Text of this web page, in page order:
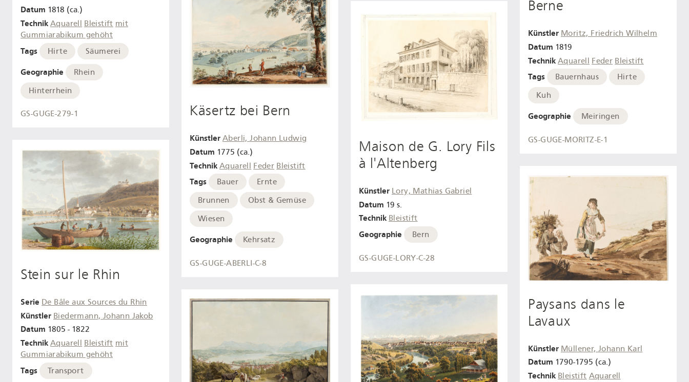
Datum 1818 (ca.)
Technik Aquarell Bleistift mit
Gummiarabikum gehöht
Tags Hirte Säumerei
Geographie
Rhein
Hinterrhein
GS-GUGE-279-1
Stein sur le Rhin
Serie De Bâle aux Sources du Rhin
Künstler Biedermann, Johann Jakob
Datum 1805 - 1822
Technik Aquarell Bleistift mit
Gummiarabikum gehöht
Tags Transport
Käsertz bei Bern
Künstler Aberli, Johann Ludwig
Datum 1775 (ca.)
Technik Aquarell Feder Bleistift
Tags Bauer
Ernte
Brunnen
Obst & Gemüse
Wiesen
Geographie Kehrsatz
GS-GUGE-ABERLI-C-8
Maison de G. Lory Fils
à l'Altenberg
Künstler Lory, Mathias Gabriel
Datum 19 s.
Technik Bleistift
Geographie Bern
GS-GUGE-LORY-C-28
Berne
Künstler Moritz, Friedrich Wilhelm
Datum 1819
Technik Aquarell Feder Bleistift
Tags Bauernhaus
Hirte
Kuh
Geographie Meiringen
GS-GUGE-MORITZ-E-1
Paysans dans le
Lavaux
Künstler Müllener, Johann Karl
Datum 1790-1795 (ca.)
Technik Bleistift Aquarell